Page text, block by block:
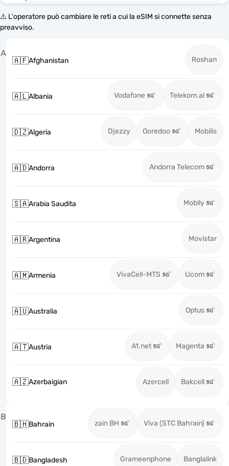
⚠️ L'operatore può cambiare le reti a cui la eSIM si connette senza
preavviso.
A
🇦🇫Afghanistan Roshan
🇦🇱Albania Vodafone Telekom.al
🇩🇿Algeria Djezzy Ooredoo Mobilis
🇦🇩Andorra Andorra Telecom
🇸🇦Arabia Saudita Mobily
🇦🇷Argentina Movistar
🇦🇲Armenia VivaCell-MTS Ucom
🇦🇺Australia Optus
🇦🇹Austria A1.net Magenta
🇦🇿Azerbaigian Azercell Bakcell
B
🇧🇭Bahrain zain BH Viva (STC Bahrain)
🇧🇩Bangladesh Grameenphone Banglalink